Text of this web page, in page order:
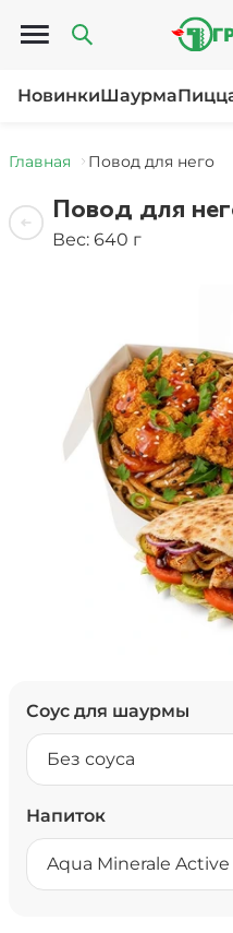
Открыть меню
НовинкиШаурма
Главная Повод для него
Повод для
Вес: 640 г
Соус для шаурмы
Без соуса
Напиток